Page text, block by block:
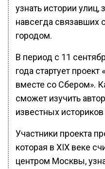
узнать истории
навсегда
городом.
В период с 11
года стартует
вместе со Сбером».
сможет изучить
известных
Участники проекта
которая в XIX веке
центром Москвы,